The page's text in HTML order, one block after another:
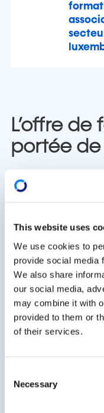
This website uses
We use cookies to
provide social media
We also share
our social media,
may combine it with
provided to them or
of their services.
Necessary
L’offre
portée
de paraître. Guide
formation, il
publics, privés et
secteurs d’activité
Il s’adresse aux
responsables
l'information ou de
Une version en
téléchargeable